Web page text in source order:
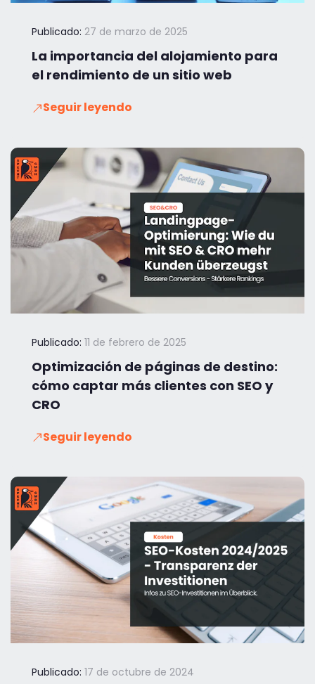
Publicado: 27 de marzo de 2025
La importancia del alojamiento para
el rendimiento de un sitio web
Seguir leyendo
Publicado: 11 de febrero de 2025
Optimización de páginas de destino:
cómo captar más clientes con SEO y
CRO
Seguir leyendo
Publicado: 17 de octubre de 2024